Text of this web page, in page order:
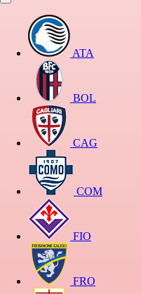
ATA
BOL
CAG
COM
FIO
FRO